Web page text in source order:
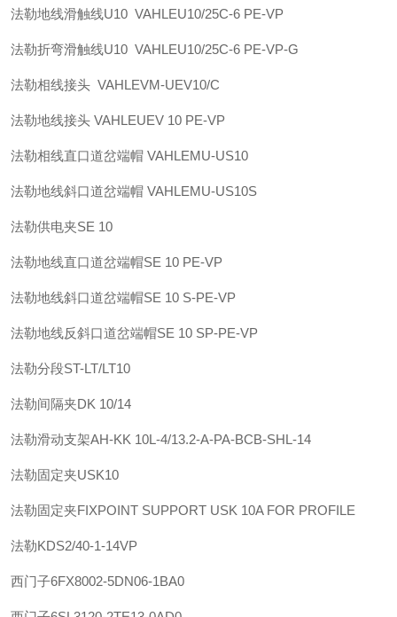
法勒地线滑触线U10 VAHLEU10/25C-6 PE-VP
法勒折弯滑触线U10 VAHLEU10/25C-6 PE-VP-G
法勒相线接头 VAHLEVM-UEV10/C
法勒地线接头 VAHLEUEV 10 PE-VP
法勒相线直口道岔端帽 VAHLEMU-US10
法勒地线斜口道岔端帽 VAHLEMU-US10S
法勒供电夹SE 10
法勒地线直口道岔端帽SE 10 PE-VP
法勒地线斜口道岔端帽SE 10 S-PE-VP
法勒地线反斜口道岔端帽SE 10 SP-PE-VP
法勒分段ST-LT/LT10
法勒间隔夹DK 10/14
法勒滑动支架AH-KK 10L-4/13.2-A-PA-BCB-SHL-14
法勒固定夹USK10
法勒固定夹FIXPOINT SUPPORT USK 10A FOR PROFILE
法勒KDS2/40-1-14VP
西门子6FX8002-5DN06-1BA0